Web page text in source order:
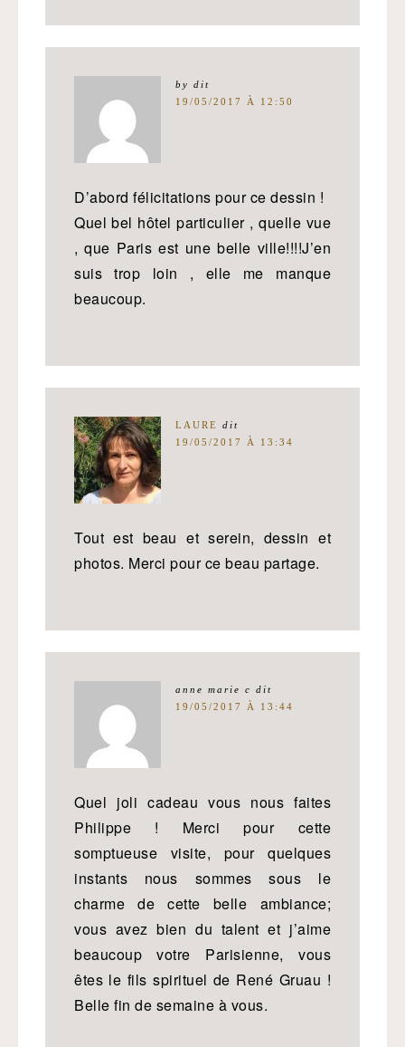
by dit
19/05/2017 À 12:50
D’abord félicitations pour ce dessin !
Quel bel hôtel particulier , quelle vue
, que Paris est une belle ville!!!!J’en
suis trop loin , elle me manque
beaucoup.
LAURE dit
19/05/2017 À 13:34
Tout est beau et serein, dessin et
photos. Merci pour ce beau partage.
anne marie c dit
19/05/2017 À 13:44
Quel joli cadeau vous nous faites
Philippe ! Merci pour cette
somptueuse visite, pour quelques
instants nous sommes sous le
charme de cette belle ambiance;
vous avez bien du talent et j’aime
beaucoup votre Parisienne, vous
êtes le fils spirituel de René Gruau !
Belle fin de semaine à vous.